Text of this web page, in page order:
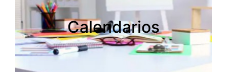
Calendarios
Calendarios
Creamos tus calendarios personalizados